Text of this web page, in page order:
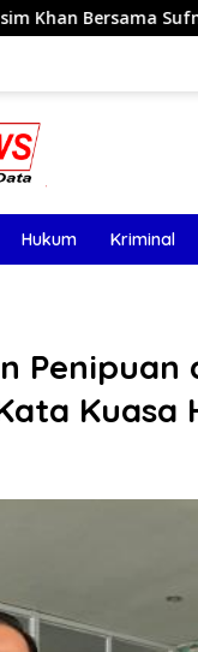
Dorong Dialog
Hukum Kriminal
Penipuan